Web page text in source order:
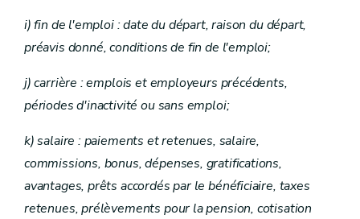
i) fin de l'emploi : date du départ, raison du départ,
préavis donné, conditions de fin de l'emploi;
j) carrière : emplois et employeurs précédents,
périodes d'inactivité ou sans emploi;
k) salaire : paiements et retenues, salaire,
commissions, bonus, dépenses, gratifications,
avantages, prêts accordés par le bénéficiaire, taxes
retenues, prélèvements pour la pension, cotisation